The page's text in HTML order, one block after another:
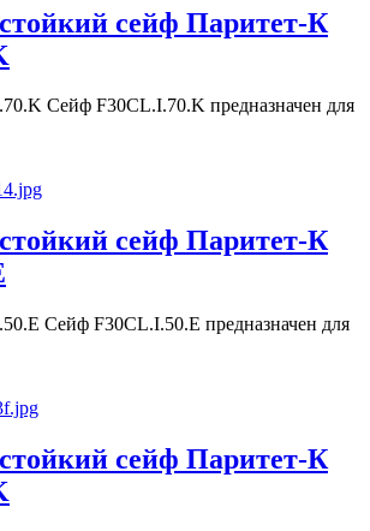
сейф Паритет-К
Сейф F30CL.I.70.K предназначен для
сейф Паритет-К
Сейф F30CL.I.50.E предназначен для
сейф Паритет-К